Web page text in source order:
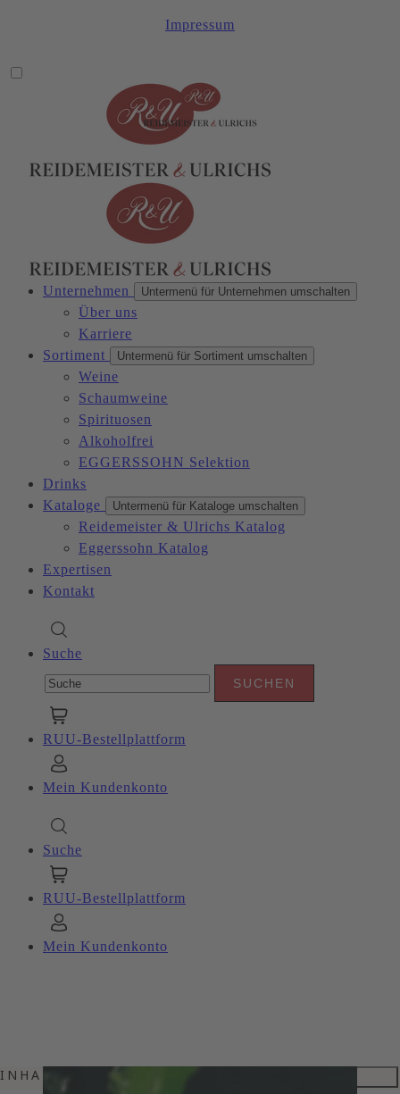
Impressum
Unternehmen Untermenü für Unternehmen umschalten
Über uns
Karriere
Sortiment
Untermenü für Sortiment umschalten
Weine
Schaumweine
Spirituosen
Alkoholfrei
EGGERSSOHN Selektion
Drinks
Kataloge
Untermenü für Kataloge umschalten
Reidemeister & Ulrichs Katalog
Eggerssohn Katalog
Expertisen
Kontakt
Suche
RUU-Bestellplattform
Mein Kundenkonto
Suche
RUU-Bestellplattform
Mein Kundenkonto
INHALTSVERZEICHNIS